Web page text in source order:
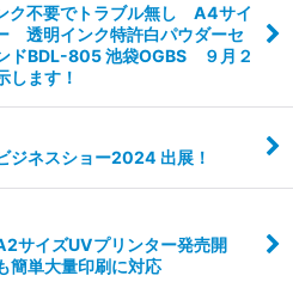
ク不要でトラブル無し A4サイ
透明インク特許白パウダーセ
ドBDL-805 池袋OGBS ９月２
ます！
ジネスショー2024 出展！
サイズUVプリンター発売開
単大量印刷に対応